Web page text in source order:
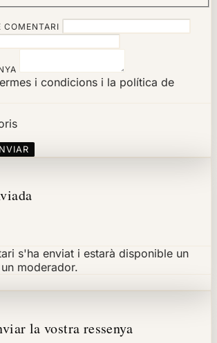
COMENTARI
i condicions i la política de
s'ha enviat i estarà disponible un
moderador.
la vostra ressenya